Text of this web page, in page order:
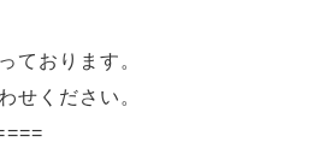
ております。
せください。